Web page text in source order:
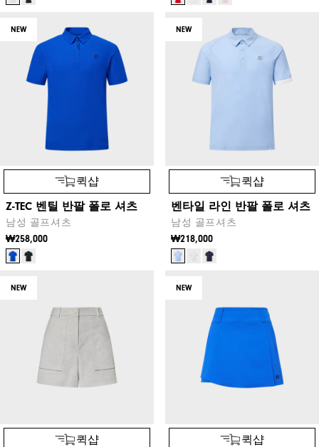
NEW
퀵샵
Z-TEC 벤틸 반팔 폴로 셔츠
남성 골프셔츠
₩258,000
NEW
퀵샵
벤타일 라인 반팔 폴로 셔츠
남성 골프셔츠
₩218,000
NEW
퀵샵
NEW
퀵샵